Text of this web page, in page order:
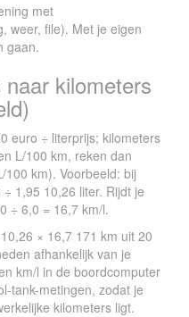
met
weer, file). Met je eigen
gaan.
kilometers
euro ÷ literprijs; kilometers
L/100 km, reken dan
km). Voorbeeld: bij
1,95 10,26 liter. Rijdt je
÷ 6,0 = 16,7 km/l.
× 16,7 171 km uit 20
afhankelijk van je
km/l in de boordcomputer
tank-metingen, zodat je
kilometers ligt.